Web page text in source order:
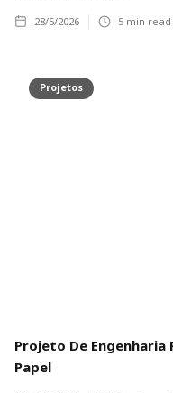
28/5/2026 5 min read
Projetos
Projeto De Engenharia
Papel